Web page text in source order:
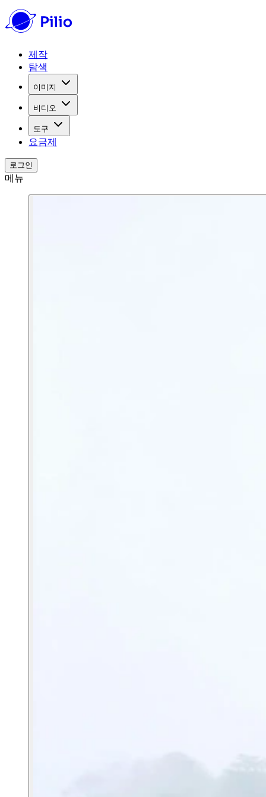
제작
탐색
이미지
비디오
도구
요금제
로그인
메뉴